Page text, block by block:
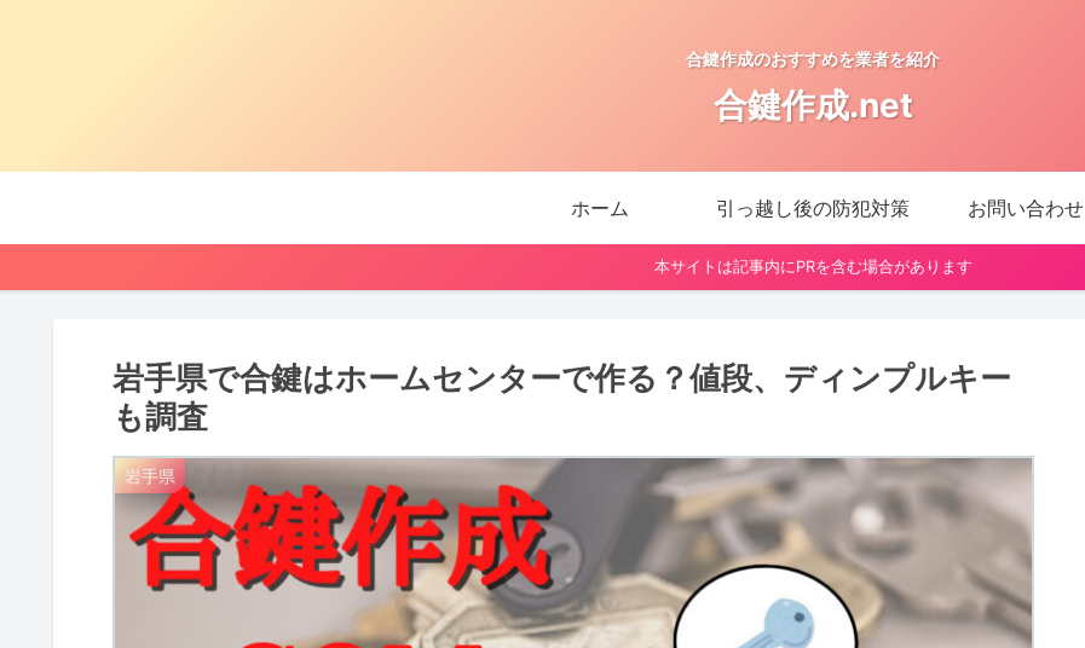
合鍵作成のおすすめを業者を紹介
合鍵作成.net
ホーム 引っ越し後の防犯対策 お問い合わせ
本サイトは記事内にPRを含む場合があります
岩手県で合鍵はホームセンターで作る？値段、ディンプルキー
も調査
岩手県